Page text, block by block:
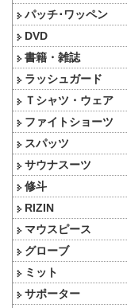
パッチ･ワッペン
DVD
書籍・雑誌
ラッシュガード
Ｔシャツ・ウェア
ファイトショーツ
スパッツ
サウナスーツ
修斗
RIZIN
マウスピース
グローブ
ミット
サポーター